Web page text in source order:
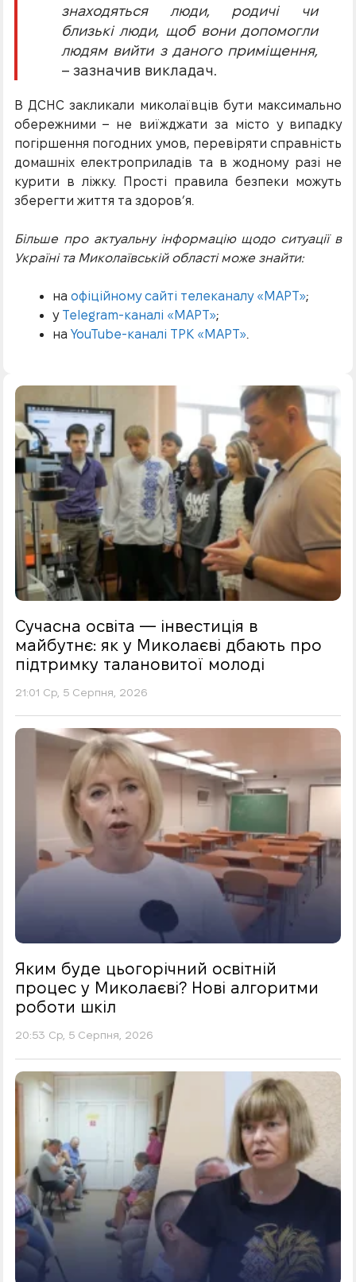
знаходяться люди, родичі чи
близькі люди, щоб вони допомогли
людям вийти з даного приміщення,
– зазначив викладач.
В ДСНС закликали миколаївців бути максимально
обережними – не виїжджати за місто у випадку
погіршення погодних умов, перевіряти справність
домашніх електроприладів та в жодному разі не
курити в ліжку. Прості правила безпеки можуть
зберегти життя та здоров’я.
Більше про актуальну інформацію щодо ситуації в
Україні та Миколаївській області може знайти:
на офіційному сайті телеканалу «МАРТ»;
у Telegram-каналі «МАРТ»;
на YouTube-каналі ТРК «МАРТ».
Сучасна освіта — інвестиція в
майбутнє: як у Миколаєві дбають про
підтримку талановитої молоді
21:01 Ср, 5 Серпня, 2026
Яким буде цьогорічний освітній
процес у Миколаєві? Нові алгоритми
роботи шкіл
20:53 Ср, 5 Серпня, 2026